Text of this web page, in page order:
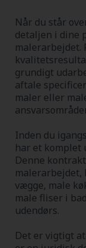
Når du står
detaljen i dine
malerarbejdet.
grundigt
aftale
maler eller
Inden du
har et komplet
Denne
malerarbejdet,
vægge, male
male fliser i
udendørs.
Det er vigtigt